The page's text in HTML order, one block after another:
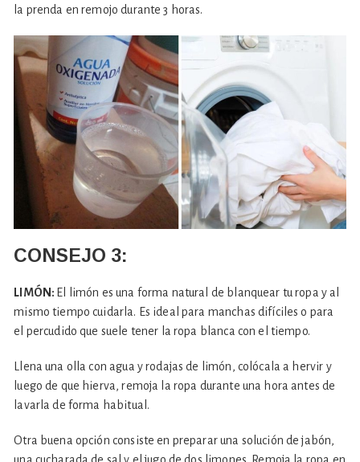
la prenda en remojo durante 3 horas.
CONSEJO 3:
LIMÓN: El limón es una forma natural de blanquear tu ropa y al
mismo tiempo cuidarla. Es ideal para manchas difíciles o para
el percudido que suele tener la ropa blanca con el tiempo.
Llena una olla con agua y rodajas de limón, colócala a hervir y
luego de que hierva, remoja la ropa durante una hora antes de
lavarla de forma habitual.
Otra buena opción consiste en preparar una solución de jabón,